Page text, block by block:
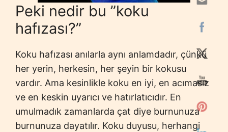
Peki nedir bu ”koku
hafızası?”
Koku hafızası anılarla aynı anlamdadır, çünkü
her yerin, herkesin, her şeyin bir kokusu
vardır. Ama kesinlikle koku en iyi, en acımasız
ve en keskin uyarıcı ve hatırlatıcıdır. En
umulmadık zamanlarda çat diye burnunuza
burnunuza dayatılır. Koku duyusu, herhangi